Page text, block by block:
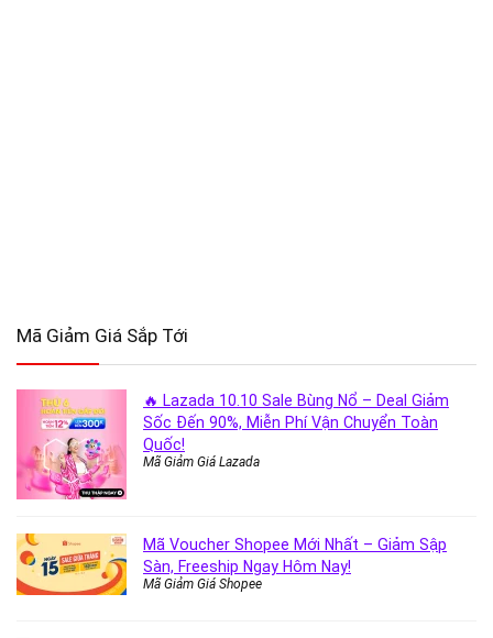
Mã Giảm Giá Sắp Tới
🔥 Lazada 10.10 Sale Bùng Nổ – Deal Giảm
Sốc Đến 90%, Miễn Phí Vận Chuyển Toàn
Quốc!
Mã Giảm Giá Lazada
Mã Voucher Shopee Mới Nhất – Giảm Sập
Sàn, Freeship Ngay Hôm Nay!
Mã Giảm Giá Shopee